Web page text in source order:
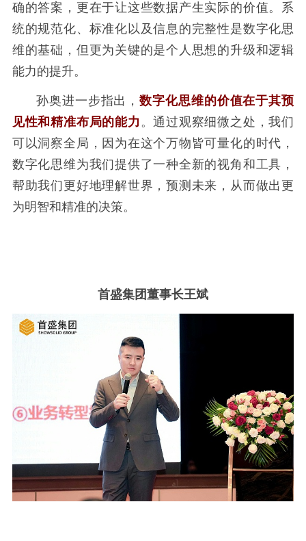
确的答案，更在于让这些数据产生实际的价值。系
统的规范化、标准化以及信息的完整性是数字化思
维的基础，但更为关键的是个人思想的升级和逻辑
能力的提升。
孙奥进一步指出，数字化思维的价值在于其预
见性和精准布局的能力 。通过观察细微之处，我们
可以洞察全局，因为在这个万物皆可量化的时代，
数字化思维为我们提供了一种全新的视角和工具，
帮助我们更好地理解世界，预测未来，从而做出更
为明智和精准的决策。
首盛集团董事长王斌